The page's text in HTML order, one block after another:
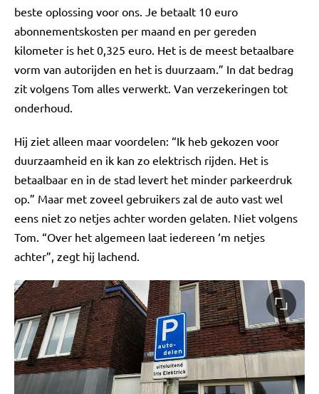
beste oplossing voor ons. Je betaalt 10 euro
abonnementskosten per maand en per gereden
kilometer is het 0,325 euro. Het is de meest betaalbare
vorm van autorijden en het is duurzaam.” In dat bedrag
zit volgens Tom alles verwerkt. Van verzekeringen tot
onderhoud.
Hij ziet alleen maar voordelen: “Ik heb gekozen voor
duurzaamheid en ik kan zo elektrisch rijden. Het is
betaalbaar en in de stad levert het minder parkeerdruk
op.” Maar met zoveel gebruikers zal de auto vast wel
eens niet zo netjes achter worden gelaten. Niet volgens
Tom. “Over het algemeen laat iedereen ‘m netjes
achter”, zegt hij lachend.